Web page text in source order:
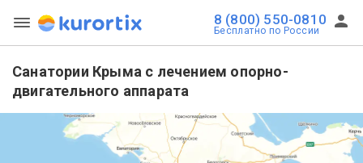
8 (800) 550-0810
Бесплатно по России
Санатории Крыма с лечением опорно-
двигательного аппарата